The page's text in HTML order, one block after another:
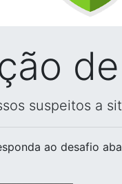
suspeitos a
ao desafio